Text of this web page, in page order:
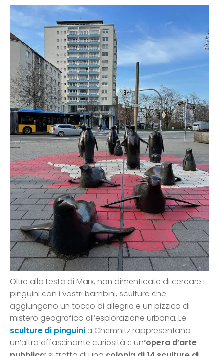
Oltre alla testa di Marx, non dimenticate di cercare i
pinguini con i vostri bambini, sculture che
aggiungono un tocco di allegria e un pizzico di
mistero geografico all’esplorazione urbana. Le
sculture di pinguini a Chemnitz rappresentano
un’altra affascinante curiosità e un‘opera d’arte